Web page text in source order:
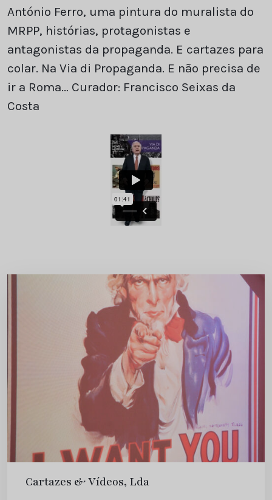
António Ferro, uma pintura do muralista do
MRPP, histórias, protagonistas e
antagonistas da propaganda. E cartazes para
colar. Na Via di Propaganda. E não precisa de
ir a Roma… Curador: Francisco Seixas da
Costa
Cartazes & Vídeos, Lda